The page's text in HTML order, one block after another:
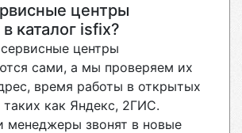
центры
каталог isfix?
центры
сами, а мы проверяем их
время работы в открытых
таких как Яндекс, 2ГИС.
менеджеры звонят в новые